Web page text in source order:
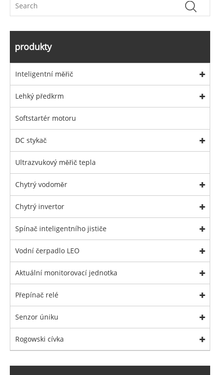
produkty
Inteligentní měřič
Lehký předkrm
Softstartér motoru
DC stykač
Ultrazvukový měřič tepla
Chytrý vodoměr
Chytrý invertor
Spínač inteligentního jističe
Vodní čerpadlo LEO
Aktuální monitorovací jednotka
Přepínač relé
Senzor úniku
Rogowski cívka